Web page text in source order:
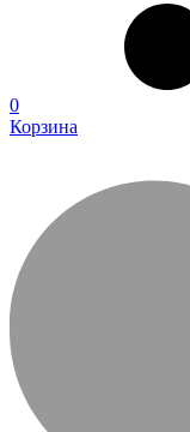
0
Корзина